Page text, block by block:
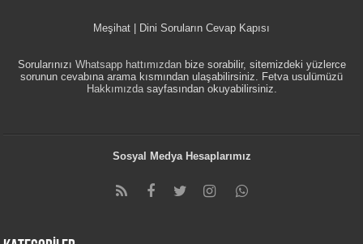
Meşihat | Dini Soruların Cevap Kapısı
Sorularınızı Whatsapp hattımızdanbize sorabilir, sitemizdeki yüzlerce
sorunun cevabına arama kısmından ulaşabilirsiniz. Fetva usulümüzü
Hakkımızdasayfasından okuyabilirsiniz.
Sosyal Medya Hesaplarımız